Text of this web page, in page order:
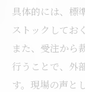
具体的には、標
ストックしてお
また、受注から
行うことで、外
す。現場の声と